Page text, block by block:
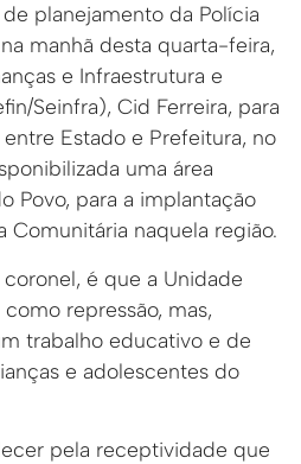
planejamento da Polícia
manhã desta quarta-feira,
e Infraestrutura e
Seinfra), Cid Ferreira, para
Estado e Prefeitura, no
uma área
Povo, para a implantação
Comunitária naquela região.
é que a Unidade
repressão, mas,
trabalho educativo e de
e adolescentes do
pela receptividade que